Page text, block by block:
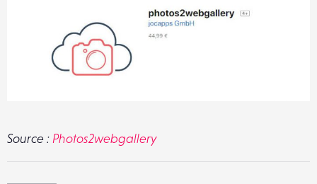
Source : Photos2webgallery